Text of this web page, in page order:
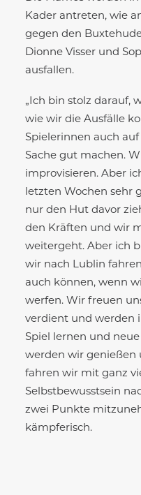
Kader antreten, wie
gegen den
Dionne Visser und
ausfallen.
„Ich bin stolz darauf,
wie wir die Ausfälle
Spielerinnen auch
Sache gut machen.
improvisieren. Aber
letzten Wochen sehr
nur den Hut davor
den Kräften und wir
weitergeht. Aber ich
wir nach Lublin
auch können, wenn
werfen. Wir freuen
verdient und werden
Spiel lernen und
werden wir genießen
fahren wir mit ganz
Selbstbewusstsein
zwei Punkte
kämpferisch.